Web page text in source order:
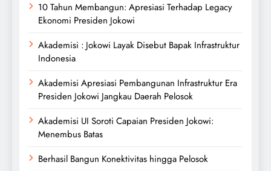
10 Tahun Membangun: Apresiasi Terhadap Legacy
Ekonomi Presiden Jokowi
Akademisi : Jokowi Layak Disebut Bapak Infrastruktur
Indonesia
Akademisi Apresiasi Pembangunan Infrastruktur Era
Presiden Jokowi Jangkau Daerah Pelosok
Akademisi UI Soroti Capaian Presiden Jokowi:
Menembus Batas
Berhasil Bangun Konektivitas hingga Pelosok